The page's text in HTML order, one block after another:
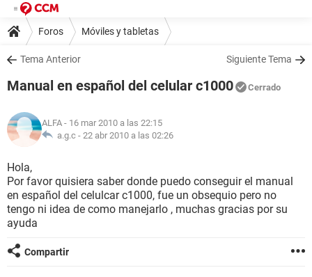
Foros Móviles y tabletas
Tema Anterior Siguiente Tema
Manual en español del celular c1000 Cerrado
ALFA - 16 mar 2010 a las 22:15
a.g.c - 22 abr 2010 a las 02:26
Hola,
Por favor quisiera saber donde puedo conseguir el manual
en español del celulcar c1000, fue un obsequio pero no
tengo ni idea de como manejarlo , muchas gracias por su
ayuda
Compartir